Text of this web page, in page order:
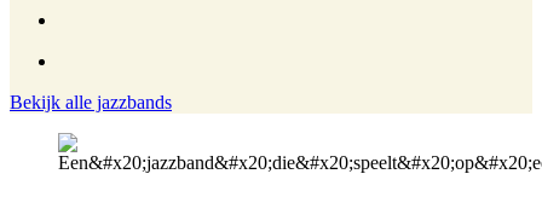
Bekijk alle jazzbands